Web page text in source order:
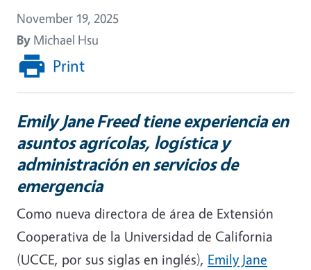
November 19, 2025
By Michael Hsu
Print
Emily Jane Freed tiene experiencia en
asuntos agrícolas, logística y
administración en servicios de
emergencia
Como nueva directora de área de Extensión
Cooperativa de la Universidad de California
(UCCE, por sus siglas en inglés), Emily Jane